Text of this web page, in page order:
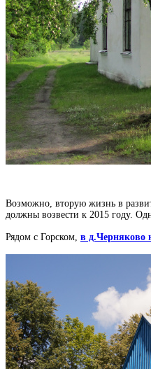
Возможно, вторую жизнь в
должны возвести к 2015 году.
Рядом с Горском, в д.Черняково